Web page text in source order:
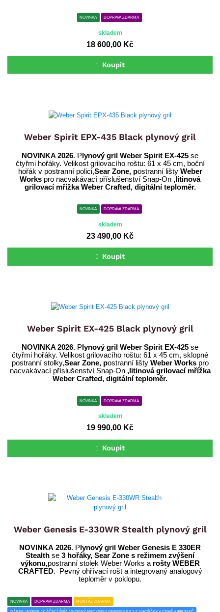
NOVINKA DOPRAVA ZDARMA
skladem
18 600,00 Kč
Koupit
Weber Spirit EPX-435 Black plynový gril
NOVINKA 2026. Plynový gril Weber Spirit EX-425 se
čtyřmi hořáky. Velikost grilovacího roštu: 61 x 45 cm, boční
hořák v postranní polici,Sear Zone, postranní lišty Weber
Works pro nacvakávací příslušenství Snap-On ,litinová
grilovací mřížka Weber Crafted, digitální teploměr.
NOVINKA DOPRAVA ZDARMA
skladem
23 490,00 Kč
Koupit
Weber Spirit EX-425 Black plynový gril
NOVINKA 2026. P lynový gril Weber Spirit EX-425 se
čtyřmi hořáky. Velikost grilovacího roštu: 61 x 45 cm, sklopné
postranní stolky,Sear Zone, postranní lišty Weber Workspro
nacvakávací příslušenství Snap-On,litinová grilovací mřížka
Weber Crafted, digitální teploměr.
NOVINKA DOPRAVA ZDARMA
skladem
19 990,00 Kč
Koupit
Weber Genesis E-330WR Stealth plynový gril
NOVINKA 2026. P lynový gril Weber Genesis E 330ER
Stealth se 3 hořáky, Sear Zone s režimem zvýšení
výkonu,postranní stolek Weber Works a rošty WEBER
CRAFTED. Pevný ohřívací rošt a integrovaný analogový
teploměr v poklopu.
NOVINKA DOPRAVA ZDARMA MONTÁŽ ZDARMA